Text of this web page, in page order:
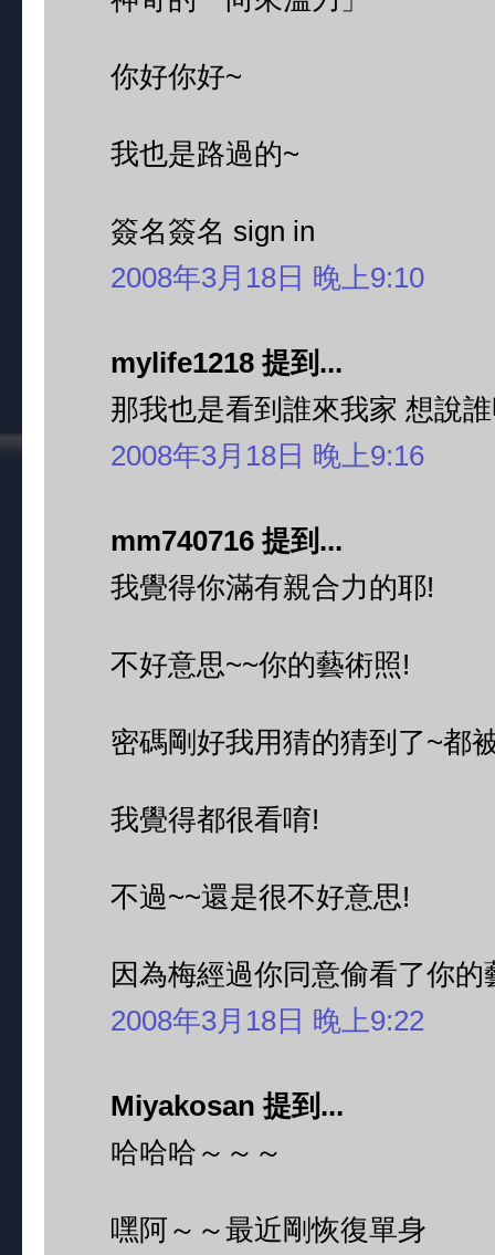
你好你好~
我也是路過的~
簽名簽名 sign in
2008年3月18日 晚上9:10
mylife1218 提到...
那我也是看到誰來我家 想說
2008年3月18日 晚上9:16
mm740716 提到...
我覺得你滿有親合力的耶!
不好意思~~你的藝術照!
密碼剛好我用猜的猜到了~都
我覺得都很看唷!
不過~~還是很不好意思!
因為梅經過你同意偷看了你的
2008年3月18日 晚上9:22
Miyakosan 提到...
哈哈哈～～～
嘿阿～～最近剛恢復單身